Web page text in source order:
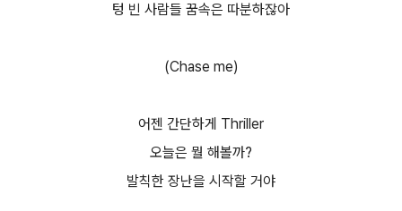
텅 빈 사람들 꿈속은 따분하잖아
(Chase me)
어젠 간단하게 Thriller
오늘은 뭘 해볼까?
발칙한 장난을 시작할 거야